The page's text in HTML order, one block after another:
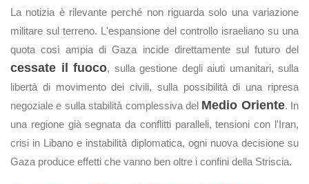
La notizia è rilevante perché non riguarda solo una variazione
militare sul terreno. L'espansione del controllo israeliano su una
quota così ampia di Gaza incide direttamente sul futuro del
cessate il fuoco, sulla gestione degli aiuti umanitari, sulla
libertà di movimento dei civili, sulla possibilità di una ripresa
negoziale e sulla stabilità complessiva del Medio Oriente. In
una regione già segnata da conflitti paralleli, tensioni con l'Iran,
crisi in Libano e instabilità diplomatica, ogni nuova decisione su
Gaza produce effetti che vanno ben oltre i confini della Striscia.